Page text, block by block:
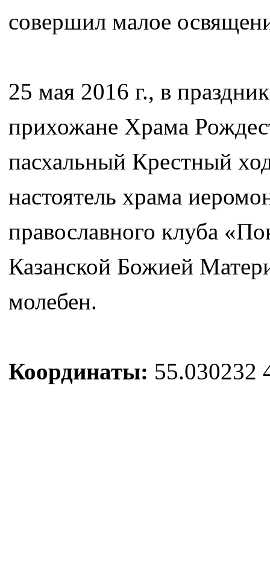
совершил малое
25 мая 2016 г., в
прихожане Храма
пасхальный Крестный
настоятель храма
православного клуба
Казанской Божией
молебен.
Координаты: 55.030232